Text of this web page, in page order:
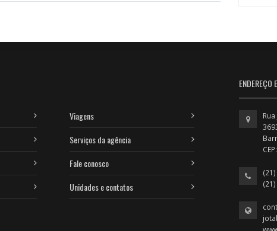
Viagens
Serviços da agência
Fale conosco
Unidades e contatos
ENDEREÇO